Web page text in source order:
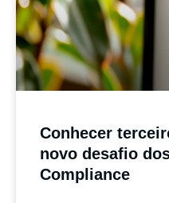
Conhecer
novo desafio
Compliance